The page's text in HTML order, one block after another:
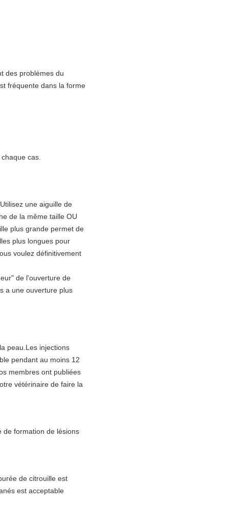
des problèmes du
fréquente dans la forme
cas.
une aiguille de
de la même taille OU
plus grande permet de
plus longues pour
voulez définitivement
de l'ouverture de
a une ouverture plus
peau.Les injections
pendant au moins 12
membres ont publiées
vétérinaire de faire la
de formation de lésions
de citrouille est
est acceptable